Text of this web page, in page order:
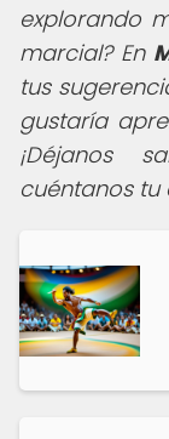
explorando
marcial?En
tus
gustaría
¡Déjanos
cuéntanos tu